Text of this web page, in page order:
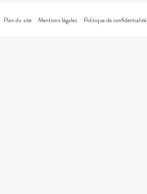
Plan du site Mentions légales Politique de confidentialité